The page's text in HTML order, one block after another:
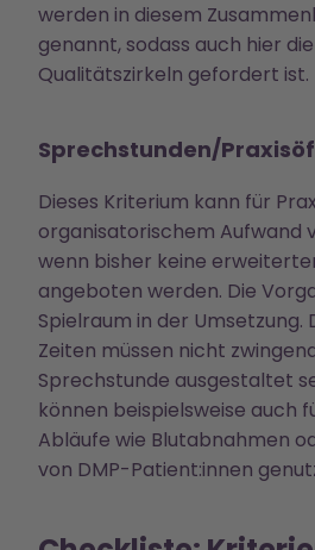
werden in diesem
genannt, sodass auch hier
Qualitätszirkeln gefordert ist.
Sprechstunden/
Dieses Kriterium kann für
organisatorischem Aufwand
wenn bisher keine
angeboten werden. Die
Spielraum in der Umsetzung.
Zeiten müssen nicht
Sprechstunde ausgestaltet
können beispielsweise auch
Abläufe wie Blutabnahmen
von DMP-Patient:innen